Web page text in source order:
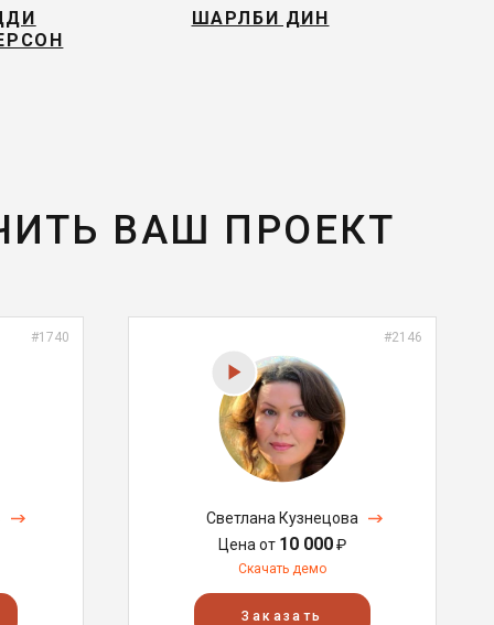
ШАРЛБИ ДИН
ВАШ ПРОЕКТ
#1740 #2146
Светлана Кузнецова
Цена от 10 000₽
Скачать демо
Заказать